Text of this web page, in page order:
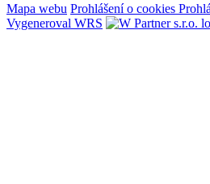
Mapa webu Prohlášení o cookies
Vygeneroval WRS